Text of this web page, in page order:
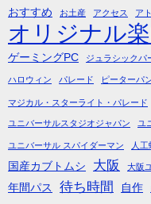
絞
り
おすすめ お土産 アクセス ア
オリジナル
ゲーミングPC
ジュラシックパ
ハロウィン パレード ピーターパ
マジカル・スターライト・パレード
ユニバーサルスタジオジャパン ユ
ユニバーサル スパイダーマン 人
国産カブトムシ 大阪 大阪
年間パス 待ち時間 自作